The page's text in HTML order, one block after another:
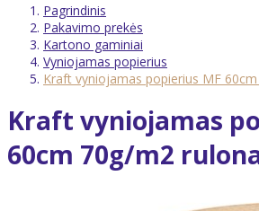
Pagrindinis
Pakavimo prekės
Kartono gaminiai
Vyniojamas popierius
Kraft vyniojamas popierius MF
Kraft vyniojamas
60cm 70g/m2